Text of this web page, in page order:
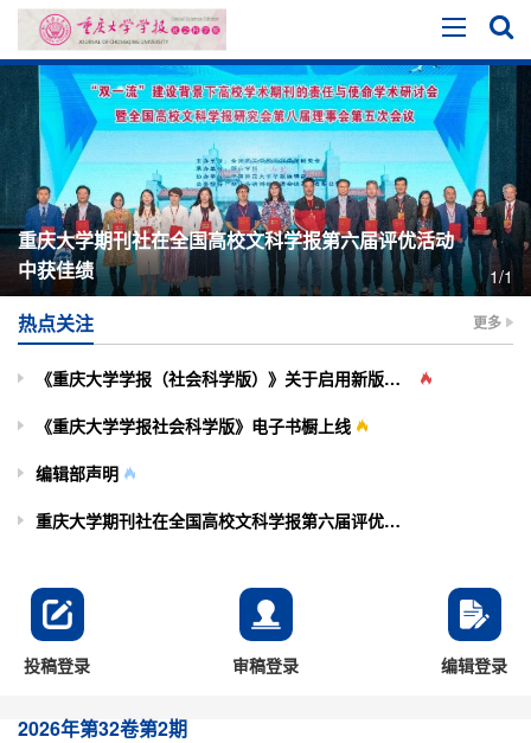
重庆大学期刊社在全国高校文科学报第六届评优活动
中获佳绩
1/1
热点关注 更多
《重庆大学学报（社会科学版）》关于启用新版投审稿系统的通知
《重庆大学学报社会科学版》电子书橱上线
编辑部声明
重庆大学期刊社在全国高校文科学报第六届评优活动中获佳绩
投稿登录 审稿登录 编辑登录
2026年第32卷第2期